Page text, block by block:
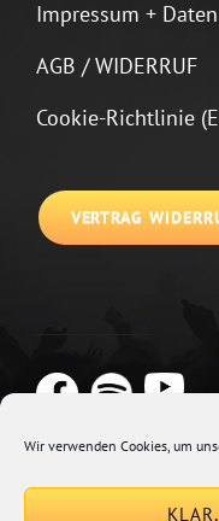
Wir verwenden Cookies, um
Impressum +
AGB / WIDERRUF
Cookie-Richtlinie
VERTRAG